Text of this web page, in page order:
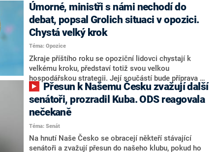
Úmorné, ministři s námi nechodí do
debat, popsal Grolich situaci v opozici.
Chystá velký krok
Téma: Opozice
Zkraje příštího roku se opoziční lidovci chystají k
velkému kroku, představí totiž svou velkou
hospodářskou strategii. Její součástí bude příprava na
stárnutí populace, řekl ve středu na setkání s novináři
nový předseda lidovců Jan Grolich. Ten zároveň v
senátních volbách kandiduje ve Vyškově. Popsal i
aktivitu opozice, o níž vládní strany nebo političtí
komentátoři mluví jako o slabé a v defenzivě. „Je to
úmorná práce upozorňovat na chyby vlády. Ministři s
námi navíc nechodí do debat. Chceme ale ukazovat
senátoři, prozradil Kuba. ODS reagovala
nečekaně
Téma: Senát
Na hnutí Naše Česko se obracejí někteří stávající
senátoři a zvažují přesun do našeho klubu, pokud ho